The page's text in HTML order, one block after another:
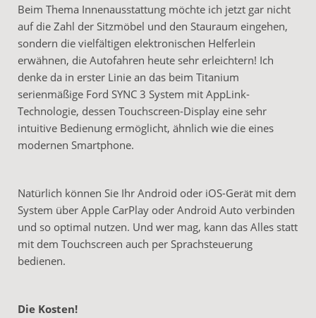
Beim Thema Innenausstattung möchte ich jetzt gar nicht
auf die Zahl der Sitzmöbel und den Stauraum eingehen,
sondern die vielfältigen elektronischen Helferlein
erwähnen, die Autofahren heute sehr erleichtern! Ich
denke da in erster Linie an das beim Titanium
serienmäßige Ford SYNC 3 System mit AppLink-
Technologie, dessen Touchscreen-Display eine sehr
intuitive Bedienung ermöglicht, ähnlich wie die eines
modernen Smartphone.
Natürlich können Sie Ihr Android oder iOS-Gerät mit dem
System über Apple CarPlay oder Android Auto verbinden
und so optimal nutzen. Und wer mag, kann das Alles statt
mit dem Touchscreen auch per Sprachsteuerung
bedienen.
Die Kosten!